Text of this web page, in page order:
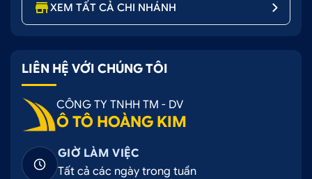
XEM TẤT CẢ CHI NHÁNH
LIÊN HỆ VỚI CHÚNG TÔI
CÔNG TY TNHH TM - DV
Ô TÔ HOÀNG KIM
GIỜ LÀM VIỆC
Tất cả các ngày trong tuần